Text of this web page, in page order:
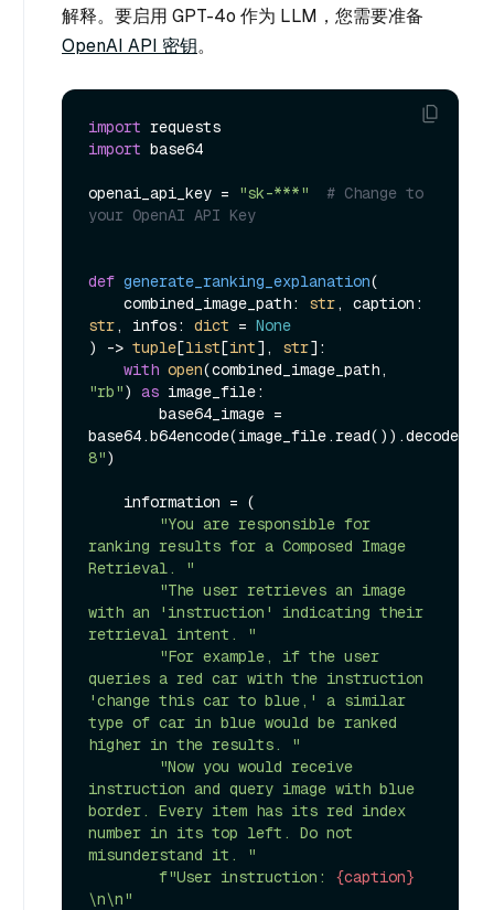
解释。要启用 GPT-4o 作为 LLM，您需要准备
OpenAI API 密钥。
import
import base64
openai_api_key = "sk-***"
# Change to
your OpenAI API Key
def generate_ranking_explanation(
    combined_image_path:
str
str, infos: dict = None
) -> tuple[list[int], str]:
with open
"rb") as image_file:
base64.b64encode(image_file.read()).decode(
8")
"You are responsible for
ranking results for a Composed Image
Retrieval. "
"The user retrieves an image
with an 'instruction' indicating their
retrieval intent. "
"For example, if the user
queries a red car with the instruction
'change this car to blue,' a similar
type of car in blue would be ranked
higher in the results. "
"Now you would receive
instruction and query image with blue
border. Every item has its red index
number in its top left. Do not
misunderstand it. "
f"User instruction: {caption}
\n\n"